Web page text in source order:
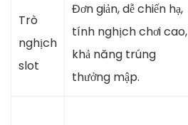
Trò
nghịch
slot
Đơn giản, dễ chiến hạ,
tính nghịch chơi cao,
khả năng trúng
thưởng mập.